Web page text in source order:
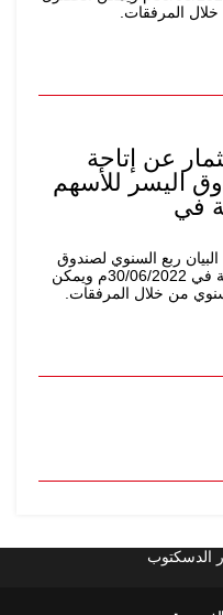
المرفقات.
عن إتاحة
اليسر للأسهم
في
ربع السنوي لصندوق
اليسر للأسهم السعودية للفترة المنتهية في 30/06/2022م ويمكن
من خلال المرفقات.
الدسكتوب